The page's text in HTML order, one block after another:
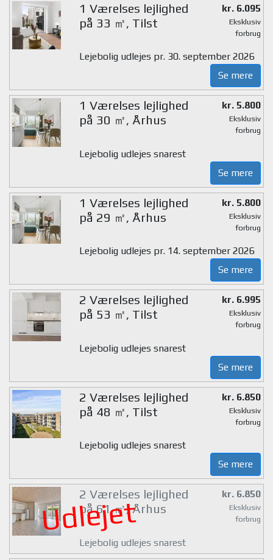
1 Værelses lejlighed
på 33 ㎡, Tilst
kr. 6.095
Eksklusiv
forbrug
Lejebolig udlejes pr. 30. september 2026
Se mere
1 Værelses lejlighed
på 30 ㎡, Århus
kr. 5.800
Eksklusiv
forbrug
Lejebolig udlejes snarest
Se mere
1 Værelses lejlighed
på 29 ㎡, Århus
kr. 5.800
Eksklusiv
forbrug
Lejebolig udlejes pr. 14. september 2026
Se mere
2 Værelses lejlighed
på 53 ㎡, Tilst
kr. 6.995
Eksklusiv
forbrug
Lejebolig udlejes snarest
Se mere
2 Værelses lejlighed
på 48 ㎡, Tilst
kr. 6.850
Eksklusiv
forbrug
Lejebolig udlejes snarest
Se mere
Udlejet
2 Værelses lejlighed
på 61 ㎡, Århus
kr. 6.850
Eksklusiv
forbrug
Lejebolig udlejes snarest